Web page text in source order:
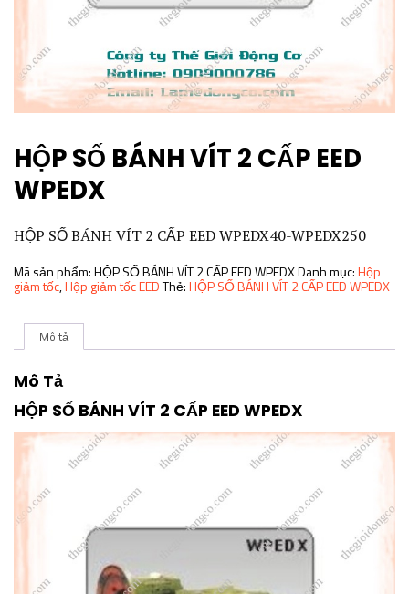
HỘP SỐ BÁNH VÍT 2 CẤP EED
WPEDX
HỘP SỐ BÁNH VÍT 2 CẤP EED WPEDX40-WPEDX250
Mã sản phẩm:HỘP SỐ BÁNH VÍT 2 CẤP EED WPEDXDanh mục:Hộp
giảm tốc,Hộp giảm tốc EEDThẻ:HỘP SỐ BÁNH VÍT 2 CẤP EED WPEDX
Mô tả
Mô Tả
HỘP SỐ BÁNH VÍT 2 CẤP EED WPEDX